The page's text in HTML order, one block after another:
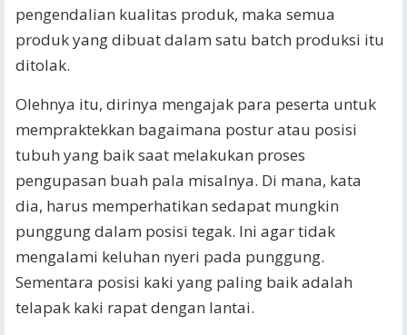
pengendalian kualitas produk, maka semua
produk yang dibuat dalam satu batch produksi itu
ditolak.
Olehnya itu, dirinya mengajak para peserta untuk
mempraktekkan bagaimana postur atau posisi
tubuh yang baik saat melakukan proses
pengupasan buah pala misalnya. Di mana, kata
dia, harus memperhatikan sedapat mungkin
punggung dalam posisi tegak. Ini agar tidak
mengalami keluhan nyeri pada punggung.
Sementara posisi kaki yang paling baik adalah
telapak kaki rapat dengan lantai.